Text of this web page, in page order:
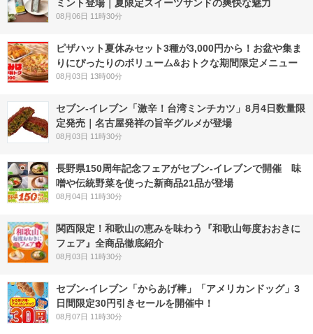
ミント登場｜夏限定スイーツサンドの爽快な魅力
08月06日 11時30分
ピザハット夏休みセット3種が3,000円から！お盆や集ま
りにぴったりのボリューム&おトクな期間限定メニュー
08月03日 13時00分
セブン-イレブン「激辛！台湾ミンチカツ」8月4日数量限
定発売｜名古屋発祥の旨辛グルメが登場
08月03日 11時30分
長野県150周年記念フェアがセブン-イレブンで開催 味
噌や伝統野菜を使った新商品21品が登場
08月04日 11時30分
関西限定！和歌山の恵みを味わう『和歌山毎度おおきに
フェア』全商品徹底紹介
08月03日 11時30分
セブン‐イレブン「からあげ棒」「アメリカンドッグ」3
日間限定30円引きセールを開催中！
08月07日 11時30分